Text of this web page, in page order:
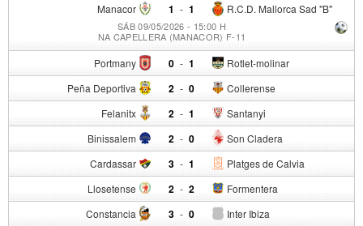
Manacor 1 - R.C.D. Mallorca Sad "B"
1
SÁB 09/05/2026 - 15:00 H
NA CAPELLERA (MANACOR) F-11
Portmany 0 - Rotlet-molinar
1
Peña Deportiva 2 - Collerense
0
Felanitx 2 - Santanyi
1
Binissalem 2 - Son Cladera
0
Cardassar 3 - Platges de Calvia
1
Llosetense 2 - Formentera
2
Constancia 3 - Inter Ibiza
0